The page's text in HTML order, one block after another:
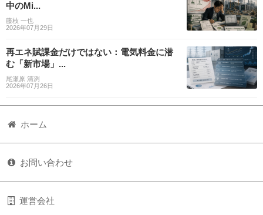
中のMi...
藤枝 一也
2026年07月29日
再エネ賦課金だけではない：電気料金に潜
む「新市場」...
尾瀬原 清冽
2026年07月26日
ホーム
お問い合わせ
運営会社